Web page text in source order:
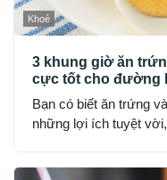
Khoẻ
3 khung giờ ăn
cực tốt cho đường
Bạn có biết ăn trứng
những lợi ích tuyệt